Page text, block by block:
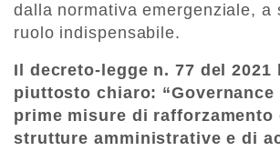
dalla normativa emergenziale, a
ruolo indispensabile.
Il decreto-legge n. 77 del
piuttosto chiaro: “Governance
prime misure di rafforzamento
strutture amministrative e di